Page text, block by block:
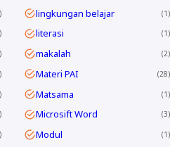
lingkungan belajar 1
literasi 1
makalah 2
Materi PAI 28
Matsama 1
Microsift Word 3
Modul 1